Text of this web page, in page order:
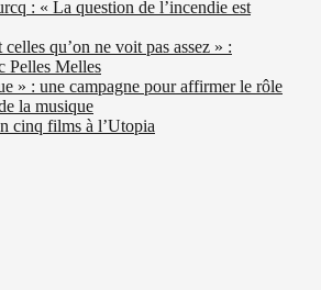
: « La question de l’incendie est
qu’on ne voit pas assez » :
Pelles Melles
» : une campagne pour affirmer le rôle
la musique
cinq films à l’Utopia